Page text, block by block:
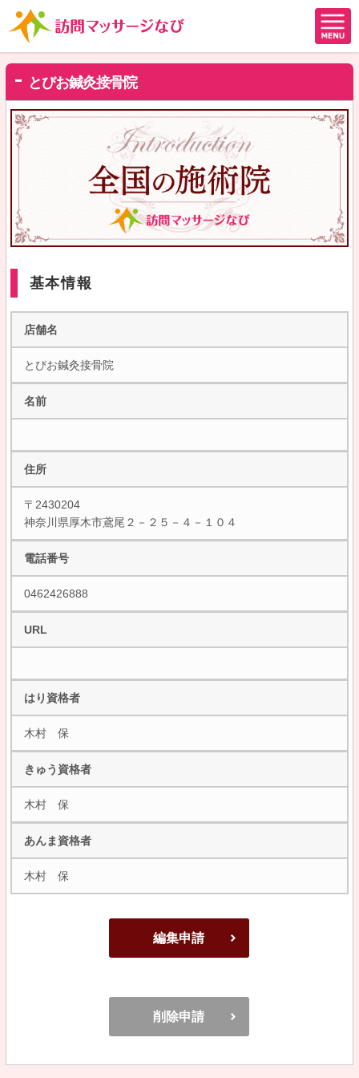
とびお鍼灸接骨院
基本情報
店舗名
とびお鍼灸接骨院
名前
住所
〒2430204
神奈川県厚木市鳶尾２－２５－４－１０４
電話番号
0462426888
URL
はり資格者
木村 保
きゅう資格者
木村 保
あんま資格者
木村 保
編集申請
削除申請